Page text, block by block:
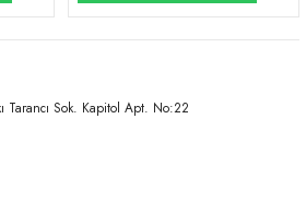
Tarancı Sok. Kapitol Apt. No:22